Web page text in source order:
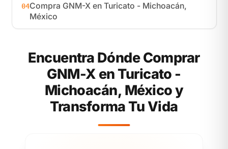
04Compra GNM-X en Turicato - Michoacán,
México
Encuentra Dónde Comprar
GNM-X en Turicato -
Michoacán, México y
Transforma Tu Vida